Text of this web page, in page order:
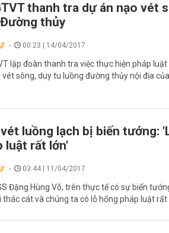
thanh tra dự án nạo vét
thủy
00:23 | 14/04/2017
lập đoàn thanh tra việc thực hiện pháp
vét sông, duy tu luồng đường thủy nội địa
luồng lạch bị biến tướng:
luật rất lớn'
03:44 | 11/04/2017
Đặng Hùng Võ, trên thực tế có sự biến
thác cát và chúng ta có lỗ hổng pháp luật rất